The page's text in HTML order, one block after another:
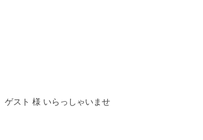
ゲスト 様 いらっしゃいませ